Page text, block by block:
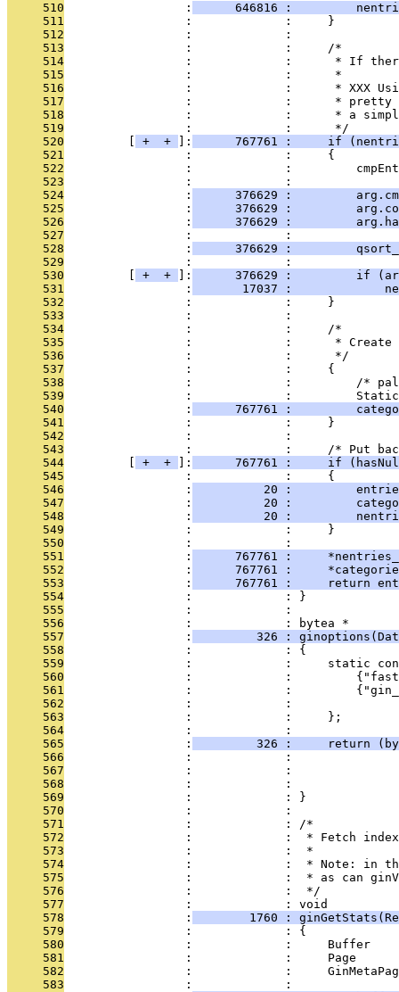
     510
                 :
646816 :
     511
                 :             :     }
     512
                 :             :
     513
                 :             :     /*
     514
:             :      * If
     515
                 :             :      *
     516
:             :      * XXX
     517
:             :      *
     518
:             :      * a
     519
                 :             :      */
     520
+ + ]:
767761 :     if
     521
                 :             :     {
     522
:             :
     523
                 :             :
     524
                 :
376629 :
     525
                 :
376629 :
     526
                 :
376629 :
     527
                 :             :
     528
                 :
376629 :
     529
                 :             :
     530
+ + ]:
376629 :         if
     531
                 :
17037 :
     532
                 :             :     }
     533
                 :             :
     534
                 :             :     /*
     535
:             :      *
     536
                 :             :      */
     537
                 :             :     {
     538
:             :         /*
     539
:             :
     540
                 :
767761 :
     541
                 :             :     }
     542
                 :             :
     543
:             :     /* Put
     544
+ + ]:
767761 :     if
     545
                 :             :     {
     546
                 :
20 :
     547
                 :
20 :
     548
                 :
20 :
     549
                 :             :     }
     550
                 :             :
     551
                 :
767761 :
     552
                 :
767761 :
     553
                 :
767761 :     return
     554
                 :             : }
     555
                 :             :
     556
                 :             : bytea *
     557
                 :
326 :
     558
                 :             : {
     559
:             :     static
     560
:             :
     561
:             :
     562
:             :
     563
                 :             :     };
     564
                 :             :
     565
                 :
326 :     return
     566
:             :
     567
:             :
     568
:             :
     569
                 :             : }
     570
                 :             :
     571
                 :             : /*
     572
:             :  * Fetch
     573
                 :             :  *
     574
:             :  * Note: in
     575
:             :  * as can
     576
                 :             :  */
     577
                 :             : void
     578
                 :
1760 :
     579
                 :             : {
     580
:             :     Buffer
     581
:             :     Page
     582
:             :
     583
                 :             :